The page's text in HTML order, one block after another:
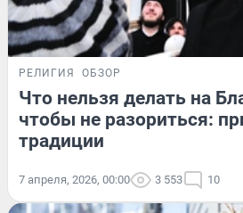
РЕЛИГИЯ ОБЗОР
Что нельзя делать на
чтобы не разориться:
традиции
7 апреля, 2026, 00:00 3 553 10